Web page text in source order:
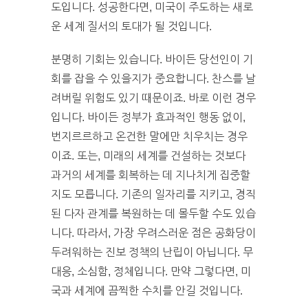
도입니다. 성공한다면, 미국이 주도하는 새로
운 세계 질서의 토대가 될 것입니다.
분명히 기회는 있습니다. 바이든 당선인이 기
회를 잡을 수 있을지가 중요합니다. 찬스를 날
려버릴 위험도 있기 때문이죠. 바로 이런 경우
입니다. 바이든 정부가 효과적인 행동 없이,
번지르르하고 온건한 말에만 치우치는 경우
이죠. 또는, 미래의 세계를 건설하는 것보다
과거의 세계를 회복하는 데 지나치게 집중할
지도 모릅니다. 기존의 일자리를 지키고, 경직
된 다자 관계를 복원하는 데 몰두할 수도 있습
니다. 따라서, 가장 우려스러운 점은 공화당이
두려워하는 진보 정책의 난립이 아닙니다. 무
대응, 소심함, 정체입니다. 만약 그렇다면, 미
국과 세계에 끔찍한 수치를 안길 것입니다.